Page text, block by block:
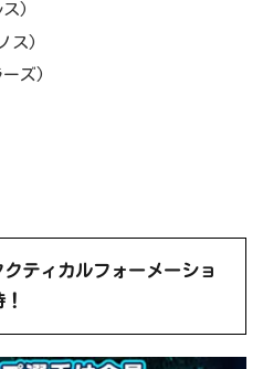
)
ス)
ズ)
ティカルフォーメーショ